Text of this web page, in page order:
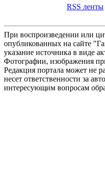
RSS ленты
При воспроизведении или
опубликованных на сайте
указание источника в виде
Фотографии, изображения
Редакция портала может не
несет ответственности за
интересующим вопросам